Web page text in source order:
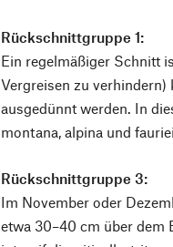
Rückschnittgruppe 1:
Ein regelmäßiger Schnitt
Vergreisen zu
ausgedünnt werden. In
montana, alpina und
Rückschnittgruppe 3:
Im November oder
etwa 30–40 cm über dem